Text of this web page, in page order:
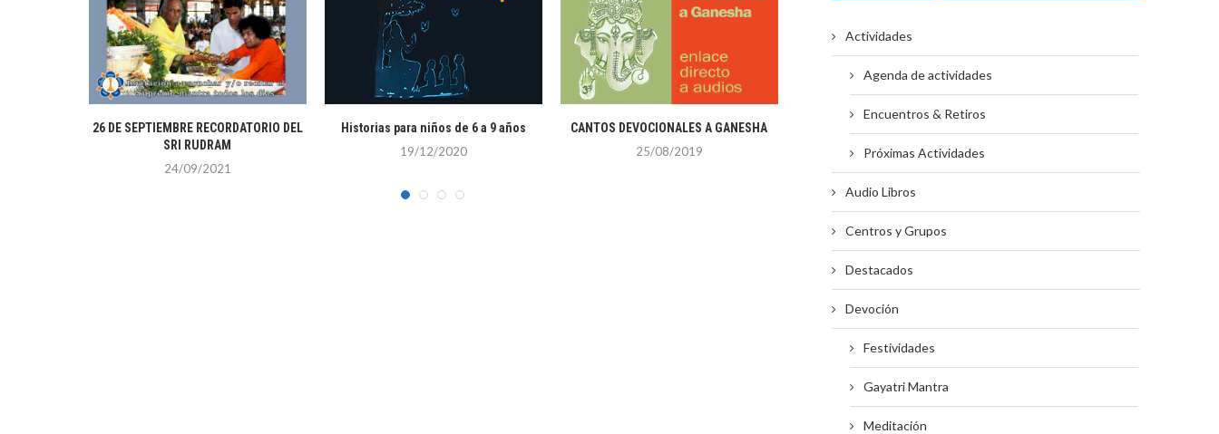
26 DE SEPTIEMBRE RECORDATORIO DEL
SRI RUDRAM
24/09/2021
Historias para niños de 6 a 9 años
19/12/2020
CANTOS DEVOCIONALES A GANESHA
25/08/2019
Actividades
Agenda de actividades
Encuentros & Retiros
Próximas Actividades
Audio Libros
Centros y Grupos
Destacados
Devoción
Festividades
Gayatri Mantra
Meditación